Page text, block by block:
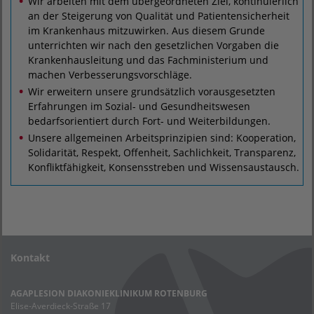
an der Steigerung von Qualität und Patientensicherheit
im Krankenhaus mitzuwirken. Aus diesem Grunde
unterrichten wir nach den gesetzlichen Vorgaben die
Krankenhausleitung und das Fachministerium und
machen Verbesserungsvorschläge.
Wir erweitern unsere grundsätzlich vorausgesetzten
Erfahrungen im Sozial- und Gesundheitswesen
bedarfsorientiert durch Fort- und Weiterbildungen.
Unsere allgemeinen Arbeitsprinzipien sind: Kooperation,
Solidarität, Respekt, Offenheit, Sachlichkeit, Transparenz,
Konfliktfähigkeit, Konsensstreben und Wissensaustausch.
Kontakt
AGAPLESION DIAKONIEKLINIKUM ROTENBURG
Elise-Averdieck-Straße 17